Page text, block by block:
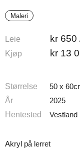
Maleri
Leie kr 650
Kjøp kr 13
Størrelse
50 x
År
2025
Hentested
Vestland
Akryl på lerret